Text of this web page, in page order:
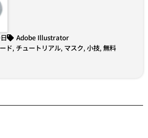
Adobe Illustrator
ド, チュートリアル, マスク, 小技, 無料